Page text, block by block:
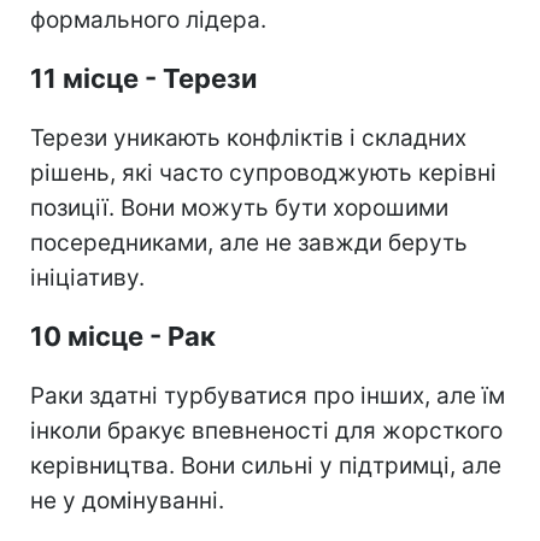
формального лідера.
11 місце - Терези
Терези уникають конфліктів і складних
рішень, які часто супроводжують керівні
позиції. Вони можуть бути хорошими
посередниками, але не завжди беруть
ініціативу.
10 місце - Рак
Раки здатні турбуватися про інших, але їм
інколи бракує впевненості для жорсткого
керівництва. Вони сильні у підтримці, але
не у домінуванні.